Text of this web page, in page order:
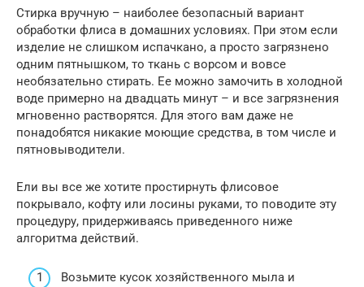
Стирка вручную – наиболее безопасный вариант
обработки флиса в домашних условиях. При этом если
изделие не слишком испачкано, а просто загрязнено
одним пятнышком, то ткань с ворсом и вовсе
необязательно стирать. Ее можно замочить в холодной
воде примерно на двадцать минут – и все загрязнения
мгновенно растворятся. Для этого вам даже не
понадобятся никакие моющие средства, в том числе и
пятновыводители.
Ели вы все же хотите простирнуть флисовое
покрывало, кофту или лосины руками, то поводите эту
процедуру, придерживаясь приведенного ниже
алгоритма действий.
Возьмите кусок хозяйственного мыла и